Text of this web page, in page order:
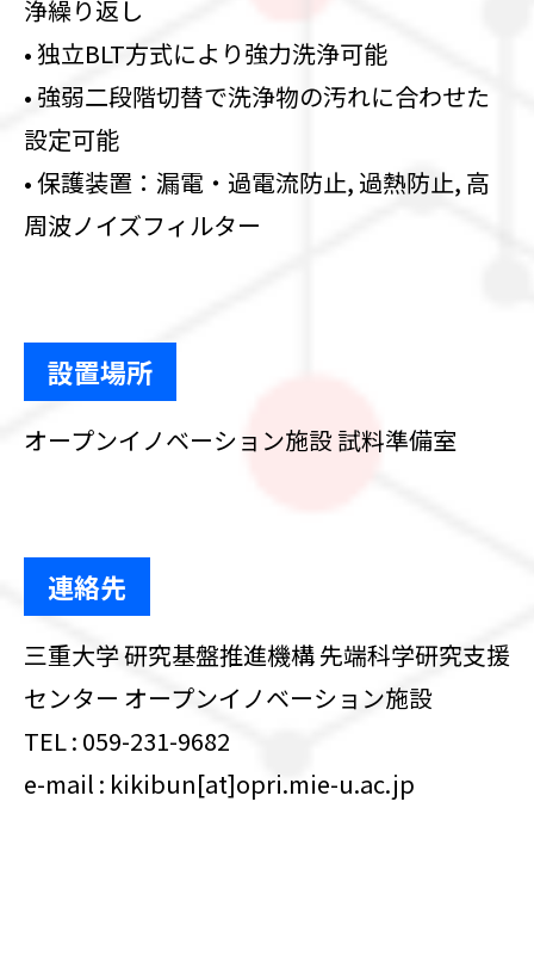
浄繰り返し
• 独立BLT方式により強力洗浄可能
• 強弱二段階切替で洗浄物の汚れに合わせた
設定可能
• 保護装置：漏電・過電流防止, 過熱防止, 高
周波ノイズフィルター
設置場所
オープンイノベーション施設 試料準備室
連絡先
三重大学 研究基盤推進機構 先端科学研究支援
センター オープンイノベーション施設
TEL : 059-231-9682
e-mail : kikibun[at]opri.mie-u.ac.jp